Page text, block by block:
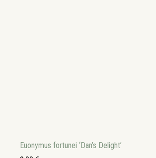
Euonymus fortunei ‘Dan’s Delight’